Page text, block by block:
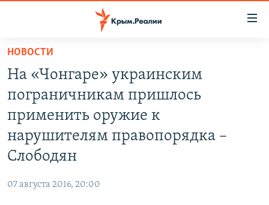
Вернуться
основному
содержанию
Вернутся
главной
навигации11 ЛЕТ ОККУПАЦИИ КРЫМА. 11 ИСТОРИЙ СОПРОТИВЛЕНИЯ
ВОДА
ЕЩЕ
КАК ОБОЙТИ БЛОКИРОВКУ
НОВОСТИ
На «Чонгаре» украинским
пограничникам пришлось
применить оружие к
нарушителям правопорядка –
Слободян
07 августа 2016, 20:00